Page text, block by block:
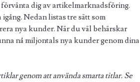
dig av artikelmarknadsföring.
Nedan listas tre sätt som
nya kunder. När du väl behärskar
nå miljontals nya kunder genom dina
genom att använda smarta titlar. Se